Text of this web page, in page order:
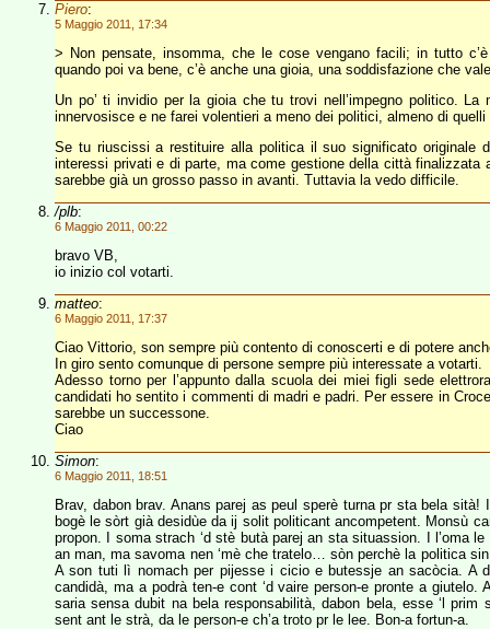
Piero:
5 Maggio 2011, 17:34
> Non pensate, insomma, che le cose vengano facili; in tutto
quando poi va bene, c’è anche una gioia, una soddisfazione che
Un po’ ti invidio per la gioia che tu trovi nell’impegno politico.
innervosisce e ne farei volentieri a meno dei politici, almeno di
Se tu riuscissi a restituire alla politica il suo significato originale
interessi privati e di parte, ma come gestione della città
sarebbe già un grosso passo in avanti. Tuttavia la vedo difficile.
/plb:
6 Maggio 2011, 00:22
bravo VB,
io inizio col votarti.
matteo:
6 Maggio 2011, 17:37
Ciao Vittorio, son sempre più contento di conoscerti e di potere
In giro sento comunque di persone sempre più interessate a votarti.
Adesso torno per l’appunto dalla scuola dei miei figli sede
candidati ho sentito i commenti di madri e padri. Per essere in
sarebbe un successone.
Ciao
Simon:
6 Maggio 2011, 18:51
Brav, dabon brav. Anans parej as peul sperè turna pr sta bela
bogè le sòrt già desidùe da ij solit politicant ancompetent. Monsù
propon. I soma strach ‘d stè butà parej an sta situassion. I l’oma
an man, ma savoma nen ‘mè che tratelo… sòn perchè la politica
A son tuti lì nomach per pijesse i cicio e butessje an sacòcia. A
candidà, ma a podrà ten-e cont ‘d vaire person-e pronte a
saria sensa dubit na bela responsabilità, dabon bela, esse ‘l
sent ant le strà, da le person-e ch’a troto pr le lee. Bon-a fortun-a.